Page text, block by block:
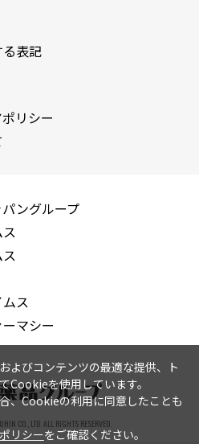
表記
リシー
ングループ
ス
マシー
CO., LTD. ALL RIGHTS RESERVED.
よびコンテンツの最適な提供、ト
Cookieを使用しています。
、Cookieの利用に同意したことも
リシーをご確認ください。